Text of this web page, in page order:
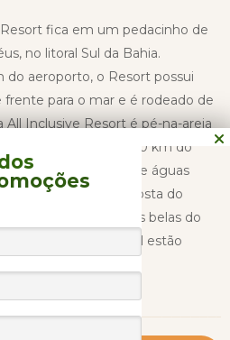
fica em um pedacinho de
no litoral Sul da Bahia.
do aeroporto, o Resort possui
para o mar e é rodeado de
All Inclusive Resort é pé-na-areia
a mais ou menos 20 km do
um lindo espaço de águas
frente ao mar da Costa do
uma das regiões mais belas do
de verão e o sol estão
possui duas piscinas,